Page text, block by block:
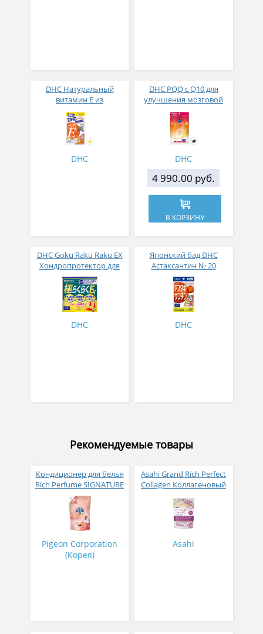
DHC Натуральный
витамин Е из
высококачественного
подсолнечного масла №
30
DHC
DHC PQQ с Q10 для
улучшения мозговой
активности и улучшения
памяти 30 капсул на 30
дней
DHC
4 990.00 руб.
В КОРЗИНУ
DHC Goku Raku Raku EX
Хондропротектор для
суставов Движение в
радость 240 таблеток на
30 дней
DHC
Японский бад DHC
Астаксантин № 20
DHC
Рекомендуемые товары
Кондиционер для белья
Rich Perfume SIGNATURE
парфюмированный
супер-концентрат с
ароматом Фиеста 1,6 л
Pigeon Corporation
(Корея)
Asahi Grand Rich Perfect
Collagen Коллагеновый
плацентой и
изофлавонами сои 228
гр
Asahi